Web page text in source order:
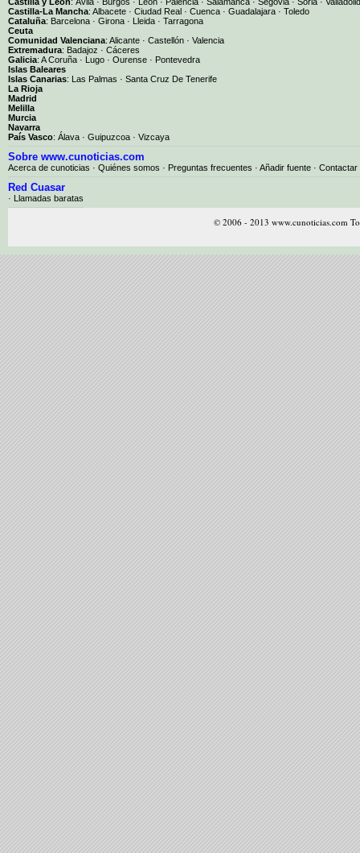
Castilla-La Mancha: Albacete · Ciudad Real · Cuenca · Guadalajara · Toledo
Cataluña: Barcelona · Girona · Lleida · Tarragona
Ceuta
Comunidad Valenciana: Alicante · Castellón · Valencia
Extremadura: Badajoz · Cáceres
Galicia: A Coruña · Lugo · Ourense · Pontevedra
Islas Baleares
Islas Canarias: Las Palmas · Santa Cruz De Tenerife
La Rioja
Madrid
Melilla
Murcia
Navarra
País Vasco: Álava · Guipuzcoa · Vizcaya
Sobre www.cunoticias.com
Acerca de cunoticias · Quiénes somos · Preguntas frecuentes · Añadir fuente · Contactar
Red Cuasar
· Llamadas baratas
© 2006 - 2013 www.cunoticias.com